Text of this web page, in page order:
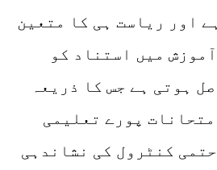
اور ریاست ہی کا متعین
میں استناد کو
ہوتی ہے جس کا ذریعہ
پورے تعلیمی
کنٹرول کی نشاندہی